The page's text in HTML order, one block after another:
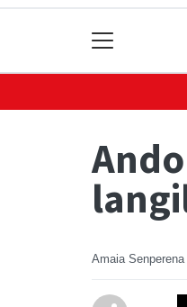
Amaia Senperena